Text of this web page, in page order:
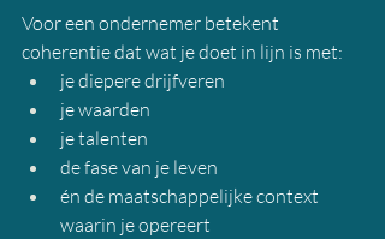
Voor een ondernemer betekent
coherentie dat wat je doet in lijn is met:
je diepere drijfveren
je waarden
je talenten
de fase van je leven
én de maatschappelijke context
waarin je opereert